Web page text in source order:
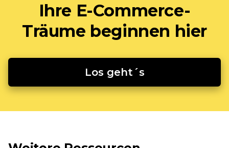
Ihre E-Commerce-
Träume beginnen hier
Los geht´s